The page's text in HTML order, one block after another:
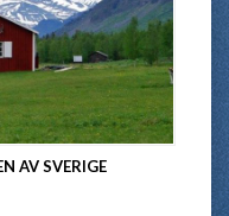
AV SVERIGE